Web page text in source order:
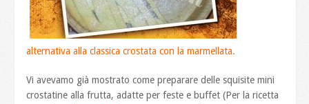
alternativa alla classica crostata con la marmellata.
Vi avevamo già mostrato come preparare delle squisite mini
crostatine alla frutta, adatte per feste e buffet (Per la ricetta